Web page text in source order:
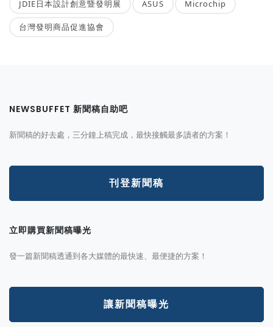
JDIE日本設計創意暨發明展 ASUS Microchip
台灣發明商品促進協會
NEWSBUFFET 新聞稿自助吧
新聞稿的好去處，三分鐘上稿完成，最快接觸最多讀者的方案！
刊登新聞稿
立即購買新聞稿曝光
發一篇新聞稿透通到各大媒體的最快速、最便捷的方案！
讓新聞稿曝光